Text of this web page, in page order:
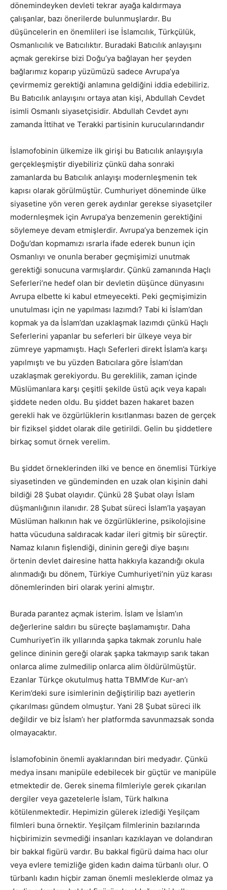
dönemindeyken devleti tekrar ayağa kaldırmaya
çalışanlar, bazı önerilerde bulunmuşlardır. Bu
düşüncelerin en önemlileri ise İslamcılık, Türkçülük,
Osmanlıcılık ve Batıcılıktır. Buradaki Batıcılık anlayışını
açmak gerekirse bizi Doğu’ya bağlayan her şeyden
bağlarımız koparıp yüzümüzü sadece Avrupa’ya
çevirmemiz gerektiği anlamına geldiğini iddia edebiliriz.
Bu Batıcılık anlayışını ortaya atan kişi, Abdullah Cevdet
isimli Osmanlı siyasetçisidir. Abdullah Cevdet aynı
zamanda İttihat ve Terakki partisinin kurucularındandır
İslamofobinin ülkemize ilk girişi bu Batıcılık anlayışıyla
gerçekleşmiştir diyebiliriz çünkü daha sonraki
zamanlarda bu Batıcılık anlayışı modernleşmenin tek
kapısı olarak görülmüştür. Cumhuriyet döneminde ülke
siyasetine yön veren gerek aydınlar gerekse siyasetçiler
modernleşmek için Avrupa’ya benzemenin gerektiğini
söylemeye devam etmişlerdir. Avrupa’ya benzemek için
Doğu’dan kopmamızı ısrarla ifade ederek bunun için
Osmanlıyı ve onunla beraber geçmişimizi unutmak
gerektiği sonucuna varmışlardır. Çünkü zamanında Haçlı
Seferleri’ne hedef olan bir devletin düşünce dünyasını
Avrupa elbette ki kabul etmeyecekti. Peki geçmişimizin
unutulması için ne yapılması lazımdı? Tabi ki İslam’dan
kopmak ya da İslam’dan uzaklaşmak lazımdı çünkü Haçlı
Seferlerini yapanlar bu seferleri bir ülkeye veya bir
zümreye yapmamıştı. Haçlı Seferleri direkt İslam’a karşı
yapılmıştı ve bu yüzden Batıcılara göre İslam’dan
uzaklaşmak gerekiyordu. Bu gereklilik, zaman içinde
Müslümanlara karşı çeşitli şekilde üstü açık veya kapalı
şiddete neden oldu. Bu şiddet bazen hakaret bazen
gerekli hak ve özgürlüklerin kısıtlanması bazen de gerçek
bir fiziksel şiddet olarak dile getirildi. Gelin bu şiddetlere
birkaç somut örnek verelim.
Bu şiddet örneklerinden ilki ve bence en önemlisi Türkiye
siyasetinden ve gündeminden en uzak olan kişinin dahi
bildiği 28 Şubat olayıdır. Çünkü 28 Şubat olayı İslam
düşmanlığının ilanıdır. 28 Şubat süreci İslam’la yaşayan
Müslüman halkının hak ve özgürlüklerine, psikolojisine
hatta vücuduna saldıracak kadar ileri gitmiş bir süreçtir.
Namaz kılanın fişlendiği, dininin gereği diye başını
örtenin devlet dairesine hatta hakkıyla kazandığı okula
alınmadığı bu dönem, Türkiye Cumhuriyeti’nin yüz karası
dönemlerinden biri olarak yerini almıştır.
Burada parantez açmak isterim. İslam ve İslam’ın
değerlerine saldırı bu süreçte başlamamıştır. Daha
Cumhuriyet’in ilk yıllarında şapka takmak zorunlu hale
gelince dininin gereği olarak şapka takmayıp sarık takan
onlarca alime zulmedilip onlarca alim öldürülmüştür.
Ezanlar Türkçe okutulmuş hatta TBMM‘de Kur-an’ı
Kerim’deki sure isimlerinin değiştirilip bazı ayetlerin
çıkarılması gündem olmuştur. Yani 28 Şubat süreci ilk
değildir ve biz İslam’ı her platformda savunmazsak sonda
olmayacaktır.
İslamofobinin önemli ayaklarından biri medyadır. Çünkü
medya insanı manipüle edebilecek bir güçtür ve manipüle
etmektedir de. Gerek sinema filmleriyle gerek çıkarılan
dergiler veya gazetelerle İslam, Türk halkına
kötülenmektedir. Hepimizin gülerek izlediği Yeşilçam
filmleri buna örnektir. Yeşilçam filmlerinin bazılarında
hiçbirimizin sevmediği insanları kazıklayan ve dolandıran
bir bakkal figürü vardır. Bu bakkal figürü daima hacı olur
veya evlere temizliğe giden kadın daima türbanlı olur. O
türbanlı kadın hiçbir zaman önemli mesleklerde olmaz ya